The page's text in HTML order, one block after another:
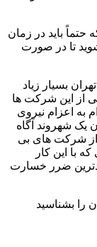
حتماً باید در زمان
تا در صورت
بسیار زیاد
از این شرکت ها
به اعزام نیروی
یک شهروند آگاه
از شرکت های بی
با این کار
ضرر خسارت
را بشناسید